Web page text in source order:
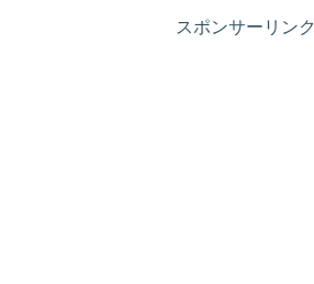
スポンサーリンク